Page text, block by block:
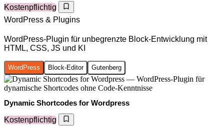
Kostenpflichtig
WordPress & Plugins
WordPress-Plugin für unbegrenzte Block-Entwicklung mit
HTML, CSS, JS und KI
WordPress Block-Editor Gutenberg
Dynamic Shortcodes for Wordpress
Kostenpflichtig